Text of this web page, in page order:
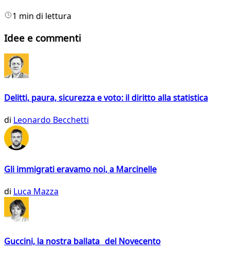
1 min di lettura
Idee e commenti
Delitti, paura, sicurezza e voto: il diritto alla statistica
di Leonardo Becchetti
Gli immigrati eravamo noi, a Marcinelle
di Luca Mazza
Guccini, la nostra ballata del Novecento